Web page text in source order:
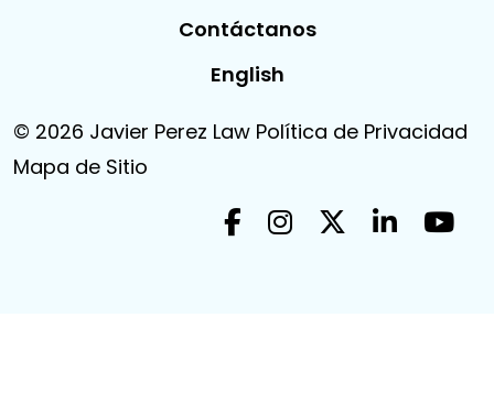
Contáctanos
English
© 2026 Javier Perez Law Política de Privacidad
Mapa de Sitio